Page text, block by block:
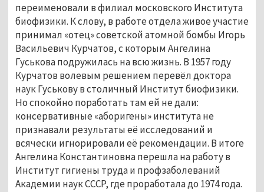
переименовали в филиал московского Института
биофизики. К слову, в работе отдела живое участие
принимал «отец» советской атомной бомбы Игорь
Васильевич Курчатов, с которым Ангелина
Гуськова подружилась на всю жизнь. В 1957 году
Курчатов волевым решением перевёл доктора
наук Гуськову в столичный Институт биофизики.
Но спокойно поработать там ей не дали:
консервативные «аборигены» института не
признавали результаты её исследований и
всячески игнорировали её рекомендации. В итоге
Ангелина Константиновна перешла на работу в
Институт гигиены труда и профзаболеваний
Академии наук СССР, где проработала до 1974 года.